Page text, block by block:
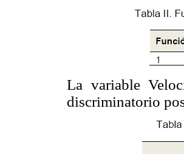
La variable
discriminatorio